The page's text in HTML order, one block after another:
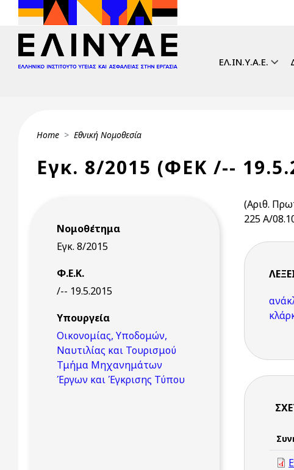
Skip to main content
ΕΛ.ΙΝ.Υ.Α.Ε.
Breadcrumb
Home Εθνική Νομοθεσία
Εγκ. 8/2015 (ΦΕΚ /--
Νομοθέτημα
Εγκ. 8/2015
Φ.Ε.Κ.
/-- 19.5.2015
Υπουργεία
Οικονομίας, Υποδομών,
Ναυτιλίας και Τουρισμού
Τμήμα Μηχανημάτων
Έργων και Έγκρισης Τύπου
(Αριθ.
225 Α/